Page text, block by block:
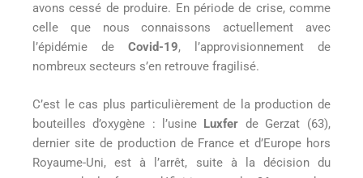
avons cessé de produire. En période de crise, comme
celle que nous connaissons actuellement avec
l’épidémie de Covid-19, l’approvisionnement de
nombreux secteurs s’en retrouve fragilisé.
C’est le cas plus particulièrement de la production de
bouteilles d’oxygène : l’usine Luxfer de Gerzat (63),
dernier site de production de France et d’Europe hors
Royaume-Uni, est à l’arrêt, suite à la décision du